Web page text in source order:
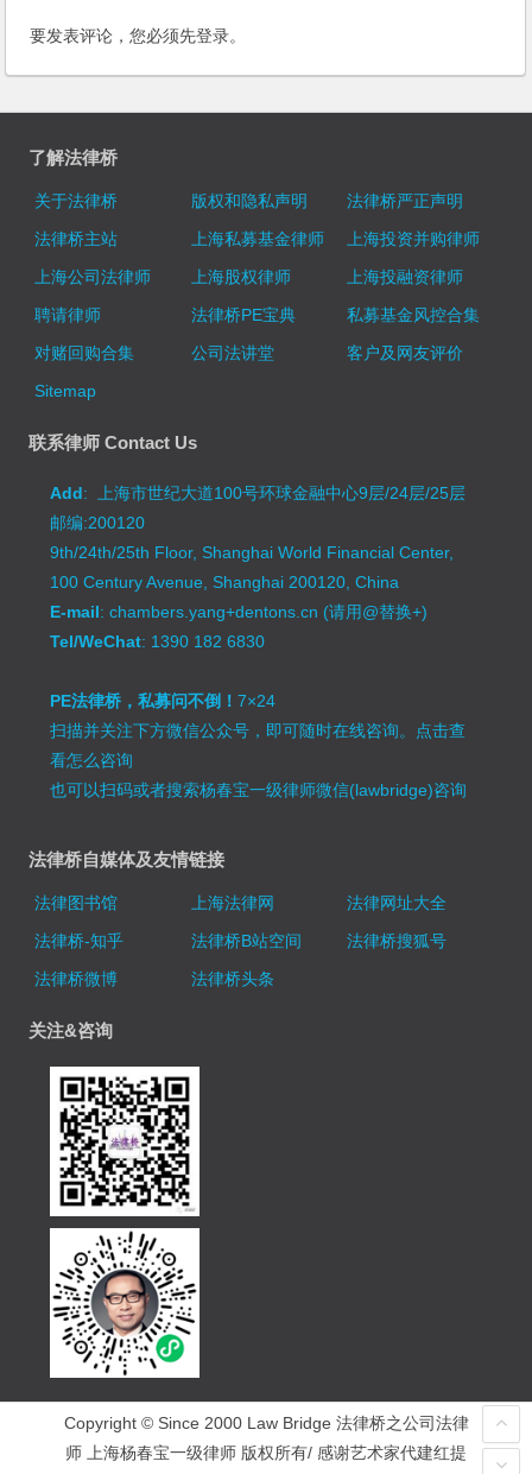
要发表评论，您必须先登录。
了解法律桥
关于法律桥 版权和隐私声明
法律桥严正声明
法律桥主站
上海私募基金律师
上海投资并购律师
上海公司法律师
上海股权律师
上海投融资律师
聘请律师
法律桥PE宝典
私募基金风控合集
对赌回购合集
公司法讲堂
客户及网友评价
Sitemap
联系律师 Contact Us
Add: 上海市世纪大道100号环球金融中心9层/24层/25层
邮编:200120
9th/24th/25th Floor, Shanghai World Financial Center,
100 Century Avenue, Shanghai 200120, China
E-mail: chambers.yang+dentons.cn (请用@替换+)
Tel/WeChat: 1390 182 6830
PE法律桥，私募问不倒！7×24
扫描并关注下方微信公众号，即可随时在线咨询。 点击查
看怎么咨询
也可以扫码或者搜索杨春宝一级律师微信(lawbridge)咨询
法律桥自媒体及友情链接
法律图书馆 上海法律网
法律网址大全
法律桥-知乎
法律桥B站空间
法律桥搜狐号
法律桥微博
法律桥头条
关注&咨询
Copyright © Since 2000 Law Bridge 法律桥之公司法律
师 上海杨春宝一级律师 版权所有/ 感谢艺术家代建红提